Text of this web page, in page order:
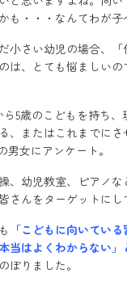
も・・・なんてわが子
小さい幼児の場合、「
は、とても悩ましいの
5歳のこどもを持ち
、またはこれまでにさ
男女にアンケート。
、幼児教室、ピアノな
さんをターゲットにし
「こどもに向いてい
当はよくわからない」
ぼりました。